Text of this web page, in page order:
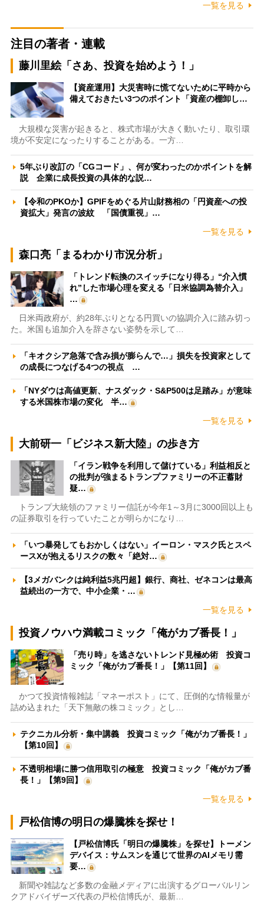
一覧を見る
注目の著者・連載
藤川里絵「さあ、投資を始めよう！」
【資産運用】大災害時に慌てないために平時から
備えておきたい3つのポイント「資産の棚卸し…
大規模な災害が起きると、株式市場が大きく動いたり、取引環
境が不安定になったりすることがある。一方…
5年ぶり改訂の「CGコード」、何が変わったのかポイントを解
説 企業に成長投資の具体的な説…
【令和のPKOか】GPIFをめぐる片山財務相の「円資産への投
資拡大」発言の波紋 「国債重視」…
一覧を見る
森口亮「まるわかり市況分析」
「トレンド転換のスイッチになり得る」“介入慣
れ”した市場心理を変える「日米協調為替介入」
…
日米両政府が、約28年ぶりとなる円買いの協調介入に踏み切っ
た。米国も追加介入を辞さない姿勢を示して…
「キオクシア急落で含み損が膨らんで…」損失を投資家として
の成長につなげる4つの視点 …
「NYダウは高値更新、ナスダック・S&P500は足踏み」が意味
する米国株市場の変化 半…
一覧を見る
大前研一「ビジネス新大陸」の歩き方
「イラン戦争を利用して儲けている」利益相反と
の批判が強まるトランプファミリーの不正蓄財
疑…
トランプ大統領のファミリー信託が今年1～3月に3000回以上も
の証券取引を行っていたことが明らかになり…
「いつ暴発してもおかしくはない」イーロン・マスク氏とスペ
ースXが抱えるリスクの数々「絶対…
【3メガバンクは純利益5兆円超】銀行、商社、ゼネコンは最高
益続出の一方で、中小企業・…
一覧を見る
投資ノウハウ満載コミック「俺がカブ番長！」
「売り時」を逃さないトレンド見極め術 投資コ
ミック「俺がカブ番長！」【第11回】
かつて投資情報雑誌「マネーポスト」にて、圧倒的な情報量が
詰め込まれた「天下無敵の株コミック」とし…
テクニカル分析・集中講義 投資コミック「俺がカブ番長！」
【第10回】
不透明相場に勝つ信用取引の極意 投資コミック「俺がカブ番
長！」【第9回】
一覧を見る
戸松信博の明日の爆騰株を探せ！
【戸松信博氏「明日の爆騰株」を探せ】トーメン
デバイス：サムスンを通じて世界のAIメモリ需
要…
新聞や雑誌など多数の金融メディアに出演するグローバルリン
クアドバイザーズ代表の戸松信博氏が、最新…